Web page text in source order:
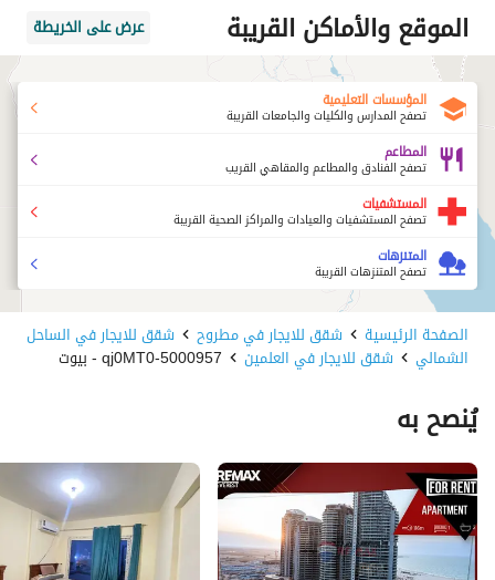
الموقع والأماكن القريبة عرض على الخريطة
المؤسسات التعليمية
تصفح المدارس والكليات والجامعات القريبة
المطاعم
تصفح الفنادق والمطاعم والمقاهي القريب
المستشفيات
تصفح المستشفيات والعيادات والمراكز الصحية القريبة
المتنزهات
تصفح المتنزهات القريبة
الصفحة الرئيسية شقق للايجار في مطروح شقق للايجار في الساحل
الشمالي شقق للايجار في العلمين 5000957-qj0MT0 - بيوت
يُنصح به